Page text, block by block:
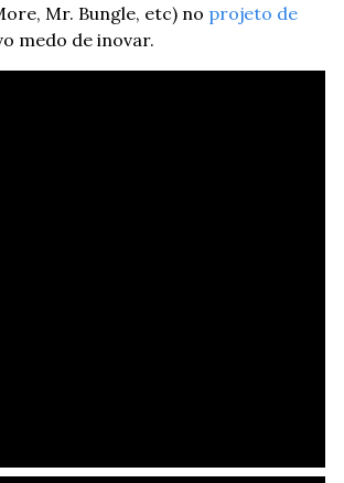
Mr. Bungle, etc) no projeto de
medo de inovar.